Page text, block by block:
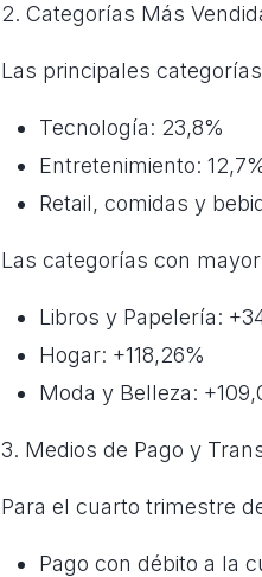
2. Categorías Más
Las principales
Tecnología: 23,8%
Entretenimiento:
Retail, comidas y
Las categorías con
Libros y Papelería:
Hogar: +118,26%
Moda y Belleza:
3. Medios de Pago y
Para el cuarto trimestre
Pago con débito a la